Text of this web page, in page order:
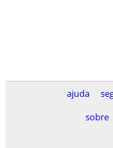
ajuda
sobre